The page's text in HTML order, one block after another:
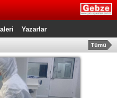
Yazarlar
Tümü